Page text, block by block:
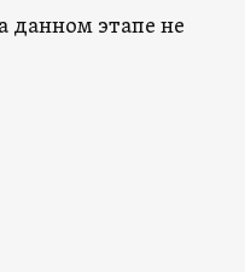
данном этапе не